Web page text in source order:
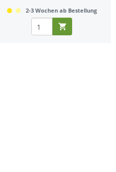
2-3 Wochen ab Bestellung